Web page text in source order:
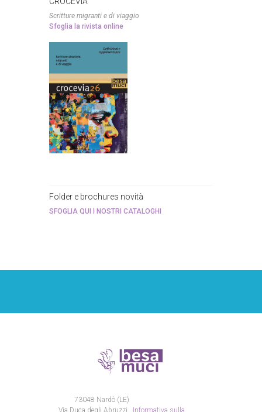
Scritture migranti e di viaggio
Sfoglia la rivista online
Folder e brochures novità
SFOGLIA QUI I NOSTRI CATALOGHI
73048 Nardò (LE)